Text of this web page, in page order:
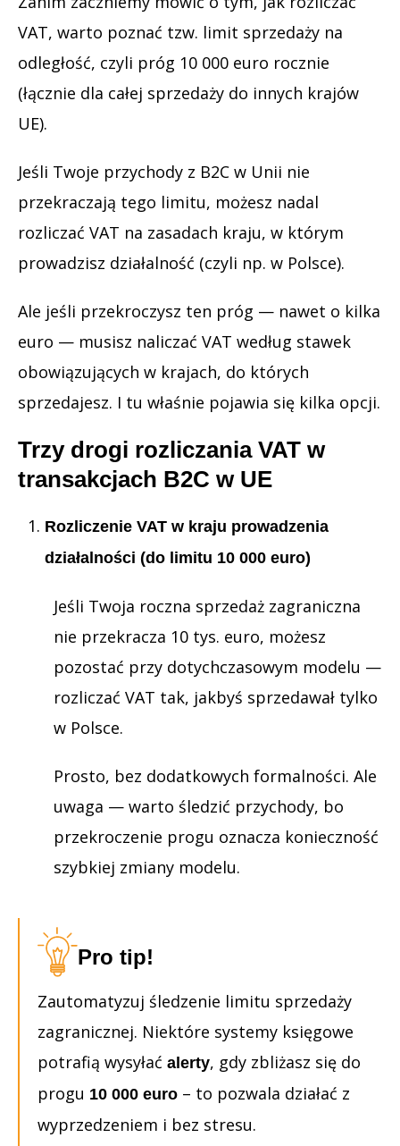
VAT, warto poznać tzw. limit sprzedaży na
odległość, czyli próg 10 000 euro rocznie
(łącznie dla całej sprzedaży do innych krajów
UE).
Jeśli Twoje przychody z B2C w Unii nie
przekraczają tego limitu, możesz nadal
rozliczać VAT na zasadach kraju, w którym
prowadzisz działalność (czyli np. w Polsce).
Ale jeśli przekroczysz ten próg — nawet o kilka
euro — musisz naliczać VAT według stawek
obowiązujących w krajach, do których
sprzedajesz. I tu właśnie pojawia się kilka opcji.
Trzy drogi rozliczania VAT w
transakcjach B2C w UE
Rozliczenie VAT w kraju prowadzenia
działalności (do limitu 10 000 euro)
Jeśli Twoja roczna sprzedaż zagraniczna
nie przekracza 10 tys. euro, możesz
pozostać przy dotychczasowym modelu —
rozliczać VAT tak, jakbyś sprzedawał tylko
w Polsce.
Prosto, bez dodatkowych formalności. Ale
uwaga — warto śledzić przychody, bo
przekroczenie progu oznacza konieczność
szybkiej zmiany modelu.
Pro tip!
Zautomatyzuj śledzenie limitu sprzedaży
zagranicznej. Niektóre systemy księgowe
potrafią wysyłać alerty, gdy zbliżasz się do
progu 10 000 euro – to pozwala działać z
wyprzedzeniem i bez stresu.